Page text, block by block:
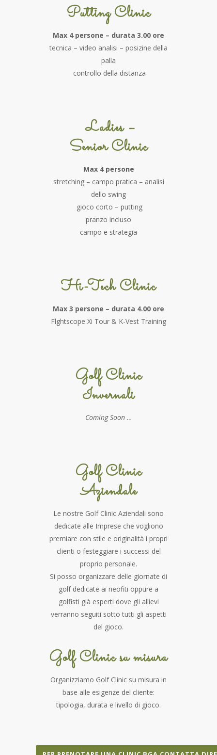
Putting Clinic
Max 4 persone – durata 3.00 ore
tecnica – video analisi – posizine della
palla
controllo della distanza
Ladies –
Senior Clinic
Max 4 persone
stretching – campo pratica – analisi
dello swing
gioco corto – putting
pranzo incluso
campo e strategia
Hi-Tech Clinic
Max 3 persone – durata 4.00 ore
Flghtscope Xi Tour & K-Vest Training
Golf Clinic
Invernali
Coming Soon …
Golf Clinic
Aziendale
Le nostre Golf Clinic Aziendali sono
dedicate alle Imprese che vogliono
premiare con stile e originalità i propri
clienti o festeggiare i successi del
proprio personale.
Si posso organizzare delle giornate di
golf dedicate ai neofiti oppure a
golfisti già esperti dove gli allievi
verranno seguiti sotto tutti gli aspetti
del gioco.
Golf Clinic su misura
Organizziamo Golf Clinic su misura in
base alle esigenze del cliente:
tipologia, durata e livello di gioco.